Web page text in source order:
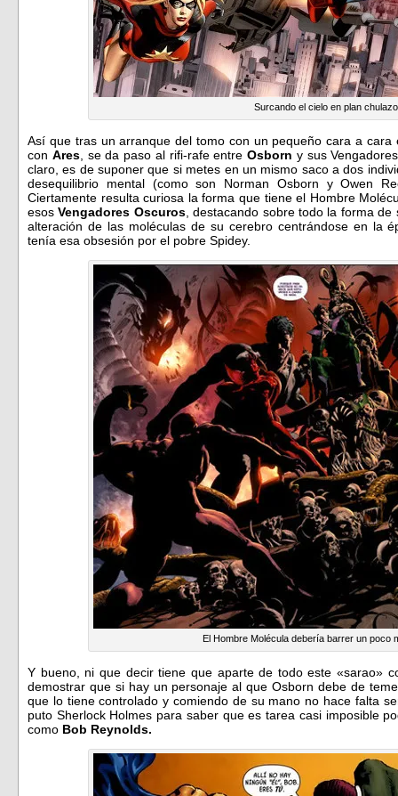
Surcando el cielo en plan
Así que tras un arranque del tomo con un pequeño cara a
con Ares, se da paso al rifi-rafe entreOsborn y sus
claro, es de suponer que si metes en un mismo saco a dos
desequilibrio mental (como son Norman Osborn y Owen
Ciertamente resulta curiosa la forma que tiene el Hombre
esos Vengadores Oscuros, destacando sobre todo la forma
alteración de las moléculas de su cerebro centrándose en la
tenía esa obsesión por el pobre Spidey.
El Hombre Molécula debería barrer un poco
Y bueno, ni que decir tiene que aparte de todo este «sarao»
demostrar que si hay un personaje al que Osborn debe de
que lo tiene controlado y comiendo de su mano no hace falta
puto Sherlock Holmes para saber que es tarea casi imposible
como Bob Reynolds.